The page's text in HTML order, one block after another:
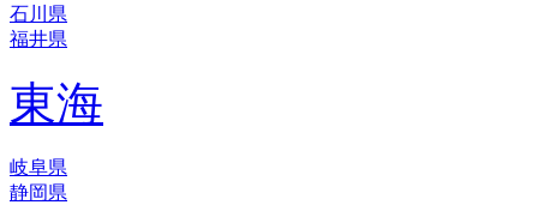
石川県
福井県
東海
岐阜県
静岡県